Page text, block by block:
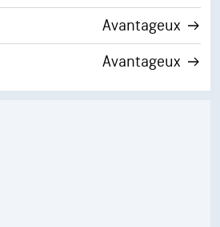
Avantageux
Avantageux